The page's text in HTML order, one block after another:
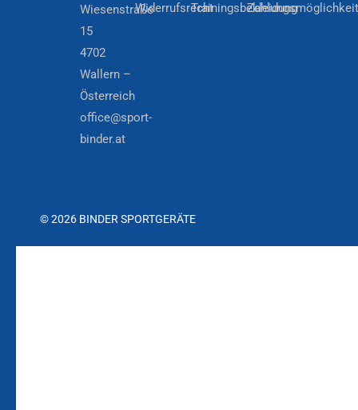
Wiesenstraße
15
4702
Wallern –
Österreich
office@sport-
binder.at
WiderrufsrechtTrainingsbekleidung
© 2026 BINDER SPORTGERÄTE